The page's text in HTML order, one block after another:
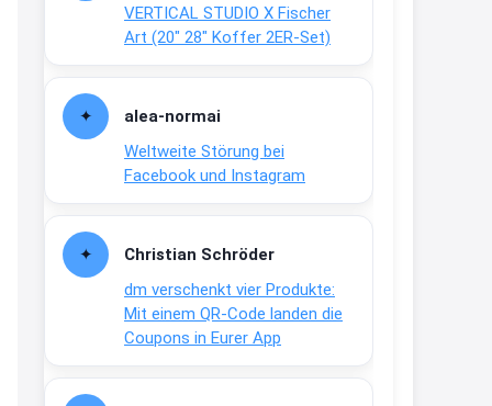
VERTICAL STUDIO X Fischer
Art (20″ 28″ Koffer 2ER-Set)
alea-normai
Weltweite Störung bei
Facebook und Instagram
Christian Schröder
dm verschenkt vier Produkte:
Mit einem QR-Code landen die
Coupons in Eurer App
An 01.08. / Sensodyne Rabatt 3€
/ max. 15.000www.erlebe-
↩
www.meineapotheke.de/
2:19
↩
Joachim